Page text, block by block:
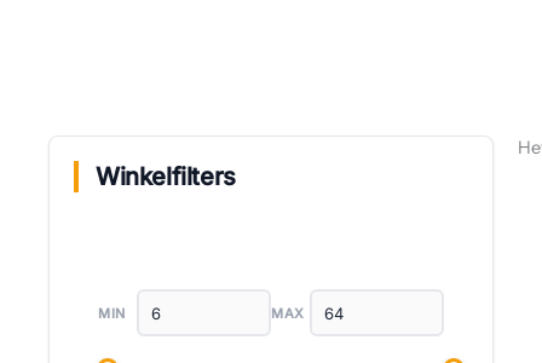
Winkelfilters
MIN MAX